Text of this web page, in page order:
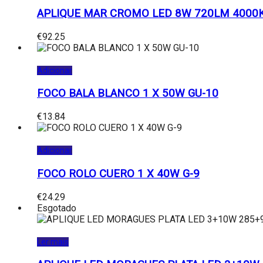
APLIQUE MAR CROMO LED 8W 720LM
€92.25
Adicionar
FOCO BALA BLANCO 1 X 50W GU-10
€13.84
Adicionar
FOCO ROLO CUERO 1 X 40W G-9
€24.29
Esgotado
Ler mais